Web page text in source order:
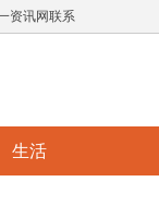
资讯网联系
生活